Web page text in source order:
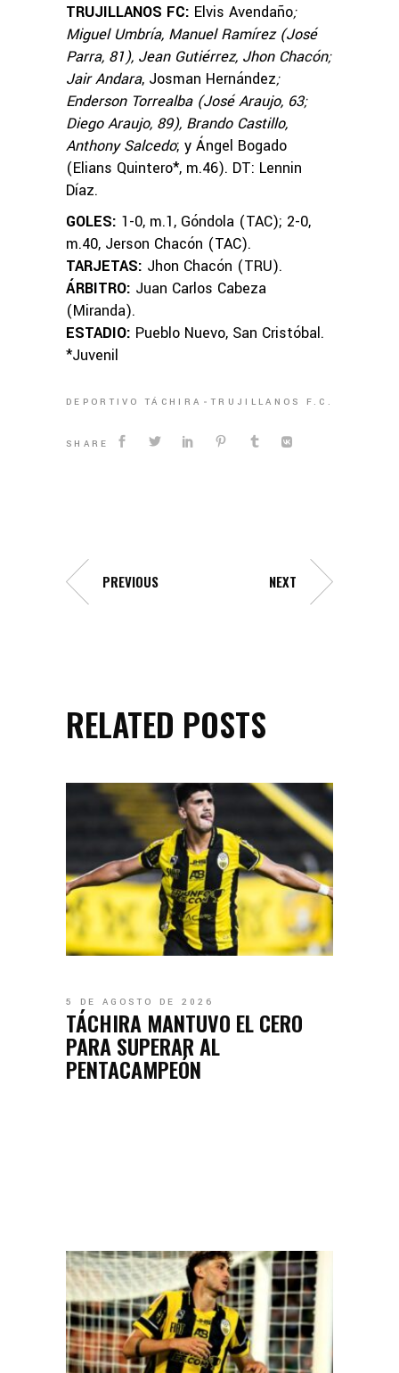
TRUJILLANOS FC: Elvis Avendaño;
Miguel Umbría, Manuel Ramírez (José
Parra, 81), Jean Gutiérrez, Jhon Chacón;
Jair Andara, Josman Hernández;
Enderson Torrealba (José Araujo, 63;
Diego Araujo, 89), Brando Castillo,
Anthony Salcedo; y Ángel Bogado
(Elians Quintero*, m.46). DT: Lennin
Díaz.
GOLES: 1-0, m.1, Góndola (TAC); 2-0,
m.40, Jerson Chacón (TAC).
TARJETAS: Jhon Chacón (TRU).
ÁRBITRO: Juan Carlos Cabeza
(Miranda).
ESTADIO: Pueblo Nuevo, San Cristóbal.
*Juvenil
DEPORTIVO TÁCHIRA TRUJILLANOS F.C.
SHARE
PREVIOUS NEXT
RELATED POSTS
5 DE AGOSTO DE 2026
TÁCHIRA MANTUVO EL CERO
PARA SUPERAR AL
PENTACAMPEÓN